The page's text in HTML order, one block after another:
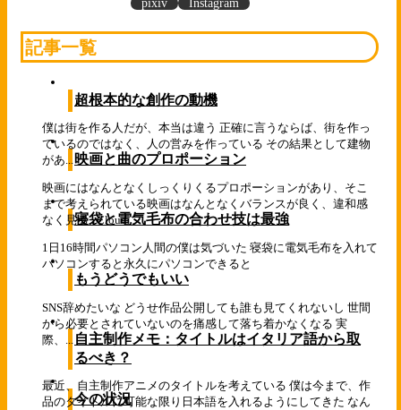
pixiv Instagram
記事一覧
超根本的な創作の動機
僕は街を作る人だが、本当は違う 正確に言うならば、街を作っ
ているのではなく、人の営みを作っている その結果として建物
があ...映画と曲のプロポーション
映画にはなんとなくしっくりくるプロポーションがあり、そこ
まで考えられている映画はなんとなくバランスが良く、違和感
なく見る...Cloud
寝袋と電気毛布の合わせ技は最強
1日16時間パソコン人間の僕は気づいた 寝袋に電気毛布を入れて
パソコンすると永久にパソコンできると
もうどうでもいい
SNS辞めたいな どうせ作品公開しても誰も見てくれないし 世間
から必要とされていないのを痛感して落ち着かなくなる 実
際、...
自主制作メモ：タイトルはイタリア語から取
るべき？
最近、自主制作アニメのタイトルを考えている 僕は今まで、作
品のタイトルに可能な限り日本語を入れるようにしてきた なん
今の状況